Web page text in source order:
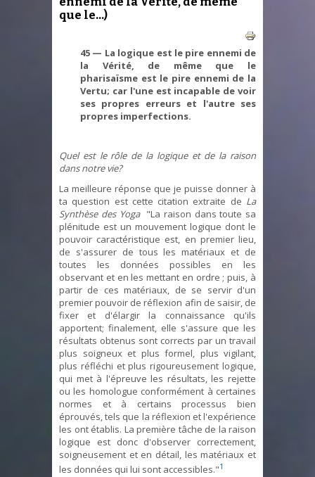
que le...)
45 — La logique est le pire ennemi de
la Vérité, de même que le
pharisaïsme est le pire ennemi de la
Vertu; car l'une est incapable de voir
ses propres erreurs et l'autre ses
propres imperfections.
Quel est le rôle de la logique et de la raison
dans notre vie?
La meilleure réponse que je puisse donner à
ta question est cette citation extraite de La
Synthèse des Yoga"La raison dans toute sa
plénitude est un mouvement logique dont le
pouvoir caractéristique est, en premier lieu,
de s'assurer de tous les matériaux et de
toutes les données possibles en les
observant et en les mettant en ordre ; puis, à
partir de ces matériaux, de se servir d'un
premier pouvoir de réflexion afin de saisir, de
fixer et d'élargir la connaissance qu'ils
apportent; finalement, elle s'assure que les
résultats obtenus sont corrects par un travail
plus soigneux et plus formel, plus vigilant,
plus réfléchi et plus rigoureusement logique,
qui met à l'épreuve les résultats, les rejette
ou les homologue conformément à certaines
normes et à certains processus bien
éprouvés, tels que la réflexion et l'expérience
les ont établis. La première tâche de la raison
logique est donc d'observer correctement,
soigneusement et en détail, les matériaux et
les données qui lui sont accessibles."1